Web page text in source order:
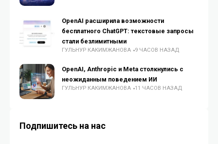
OpenAI расширила возможности
бесплатного ChatGPT: текстовые запросы
стали безлимитными
ГУЛЬНУР КАКИМЖАНОВА 9 ЧАСОВ НАЗАД
OpenAI, Anthropic и Meta столкнулись с
неожиданным поведением ИИ
ГУЛЬНУР КАКИМЖАНОВА 11 ЧАСОВ НАЗАД
Подпишитесь на нас